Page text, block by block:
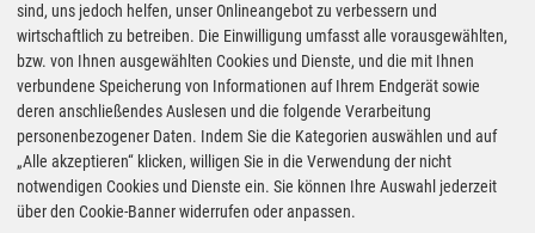
2.039€
07:15 Uhr
Esso
Oelmühle 14, 98597 Breitungen
geöffnet bis 21:00 Uhr
kürzeste Anfahrt
Entfernung: ca. 2.4 km * Route planen
2.039€
gestern 19:05 Uhr
AVIA
Körler Straße 13, 98593 Floh-Seligenthal
geöffnet bis 20:00 Uhr
sind, uns jedoch helfen, unser Onlineangebot zu verbessern und
wirtschaftlich zu betreiben. Die Einwilligung umfasst alle vorausgewählten,
bzw. von Ihnen ausgewählten Cookies und Dienste, und die mit Ihnen
verbundene Speicherung von Informationen auf Ihrem Endgerät sowie
deren anschließendes Auslesen und die folgende Verarbeitung
personenbezogener Daten. Indem Sie die Kategorien auswählen und auf
„Alle akzeptieren“ klicken, willigen Sie in die Verwendung der nicht
notwendigen Cookies und Dienste ein. Sie können Ihre Auswahl jederzeit
über den Cookie-Banner widerrufen oder anpassen.